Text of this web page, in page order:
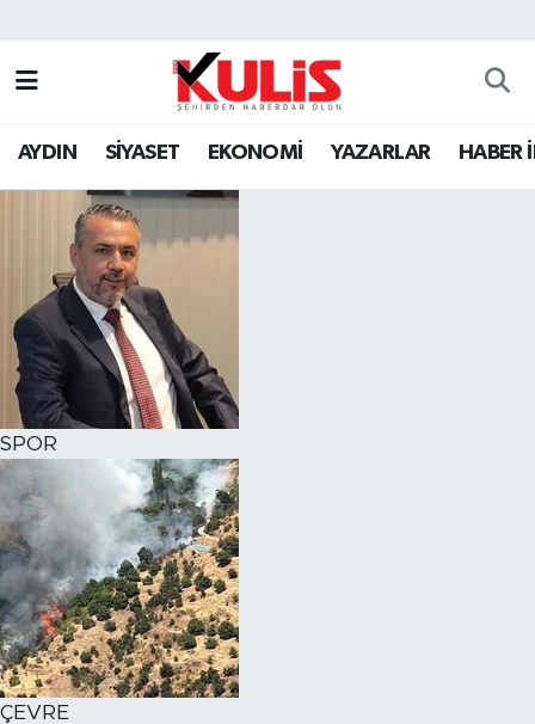
AYDIN SİYASET EKONOMİ YAZARLAR HABER
SPOR
ÇEVRE